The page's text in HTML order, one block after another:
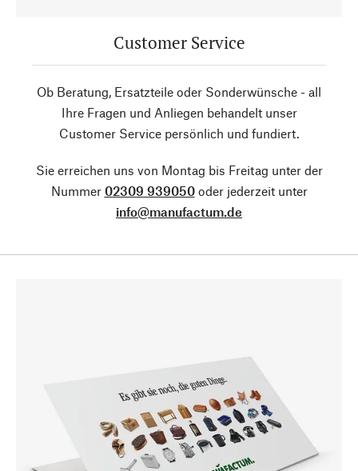
Customer Service
Ob Beratung, Ersatzteile oder Sonderwünsche - all
Ihre Fragen und Anliegen behandelt unser
Customer Service persönlich und fundiert.
Sie erreichen uns von Montag bis Freitag unter der
Nummer 02309 939050oder jederzeit unter
info@manufactum.de